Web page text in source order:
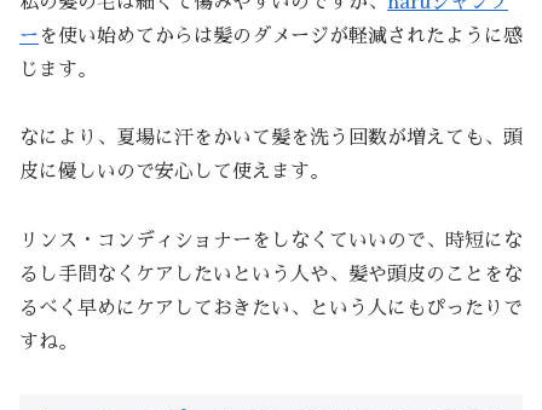
ー を使い始めてからは髪のダメージが軽減されたように感
じます。
なにより、夏場に汗をかいて髪を洗う回数が増えても、頭
皮に優しいので安心して使えます。
リンス・コンディショナーをしなくていいので、時短にな
るし手間なくケアしたいという人や、髪や頭皮のことをな
るべく早めにケアしておきたい、という人にもぴったりで
すね。